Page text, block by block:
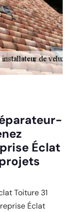
Éclat
Toiture 31
Éclat